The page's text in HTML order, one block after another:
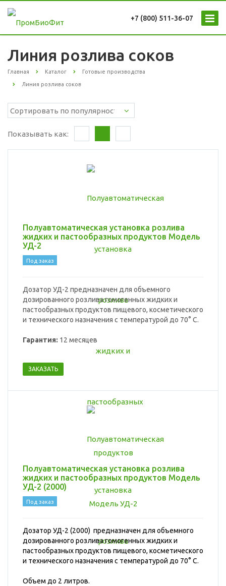
+7 (800) 511-36-07
Линия розлива соков
Главная Каталог Готовые производства
Линия розлива соков
Показывать как:
Полуавтоматическая установка розлива
жидких и пастообразных продуктов Модель
УД-2
Под заказ
Дозатор УД-2 предназначен для объемного
дозированного розлива гомогенных жидких и
пастообразных продуктов пищевого, косметического
и технического назначения с температурой до 70° С.
Гарантия: 12 месяцев
ЗАКАЗАТЬ
Полуавтоматическая установка розлива
жидких и пастообразных продуктов Модель
УД-2 (2000)
Под заказ
Дозатор УД-2 (2000) предназначен для объемного
дозированного розлива гомогенных жидких и
пастообразных продуктов пищевого, косметического
и технического назначения с температурой до 70° С.
Объем до 2 литров.